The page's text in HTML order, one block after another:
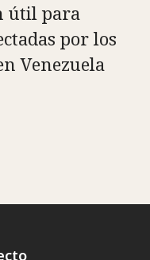
útil para
por los
Venezuela